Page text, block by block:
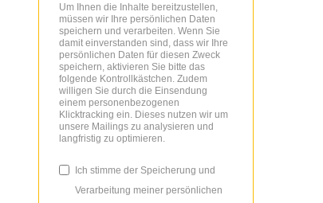
Um Ihnen die Inhalte bereitzustellen,
müssen wir Ihre persönlichen Daten
speichern und verarbeiten. Wenn Sie
damit einverstanden sind, dass wir Ihre
persönlichen Daten für diesen Zweck
speichern, aktivieren Sie bitte das
folgende Kontrollkästchen. Zudem
willigen Sie durch die Einsendung
einem personenbezogenen
Klicktracking ein. Dieses nutzen wir um
unsere Mailings zu analysieren und
langfristig zu optimieren.
Ich stimme der Speicherung und
Verarbeitung meiner persönlichen